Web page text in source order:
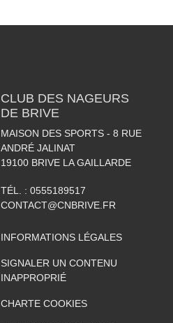
CLUB DES NAGEURS
DE BRIVE
MAISON DES SPORTS - 8 RUE
ANDRÉ JALINAT
19100 BRIVE LA GAILLARDE
TÉL. : 0555189517
CONTACT@CNBRIVE.FR
INFORMATIONS LÉGALES
SIGNALER UN CONTENU
INAPPROPRIÉ
CHARTE COOKIES